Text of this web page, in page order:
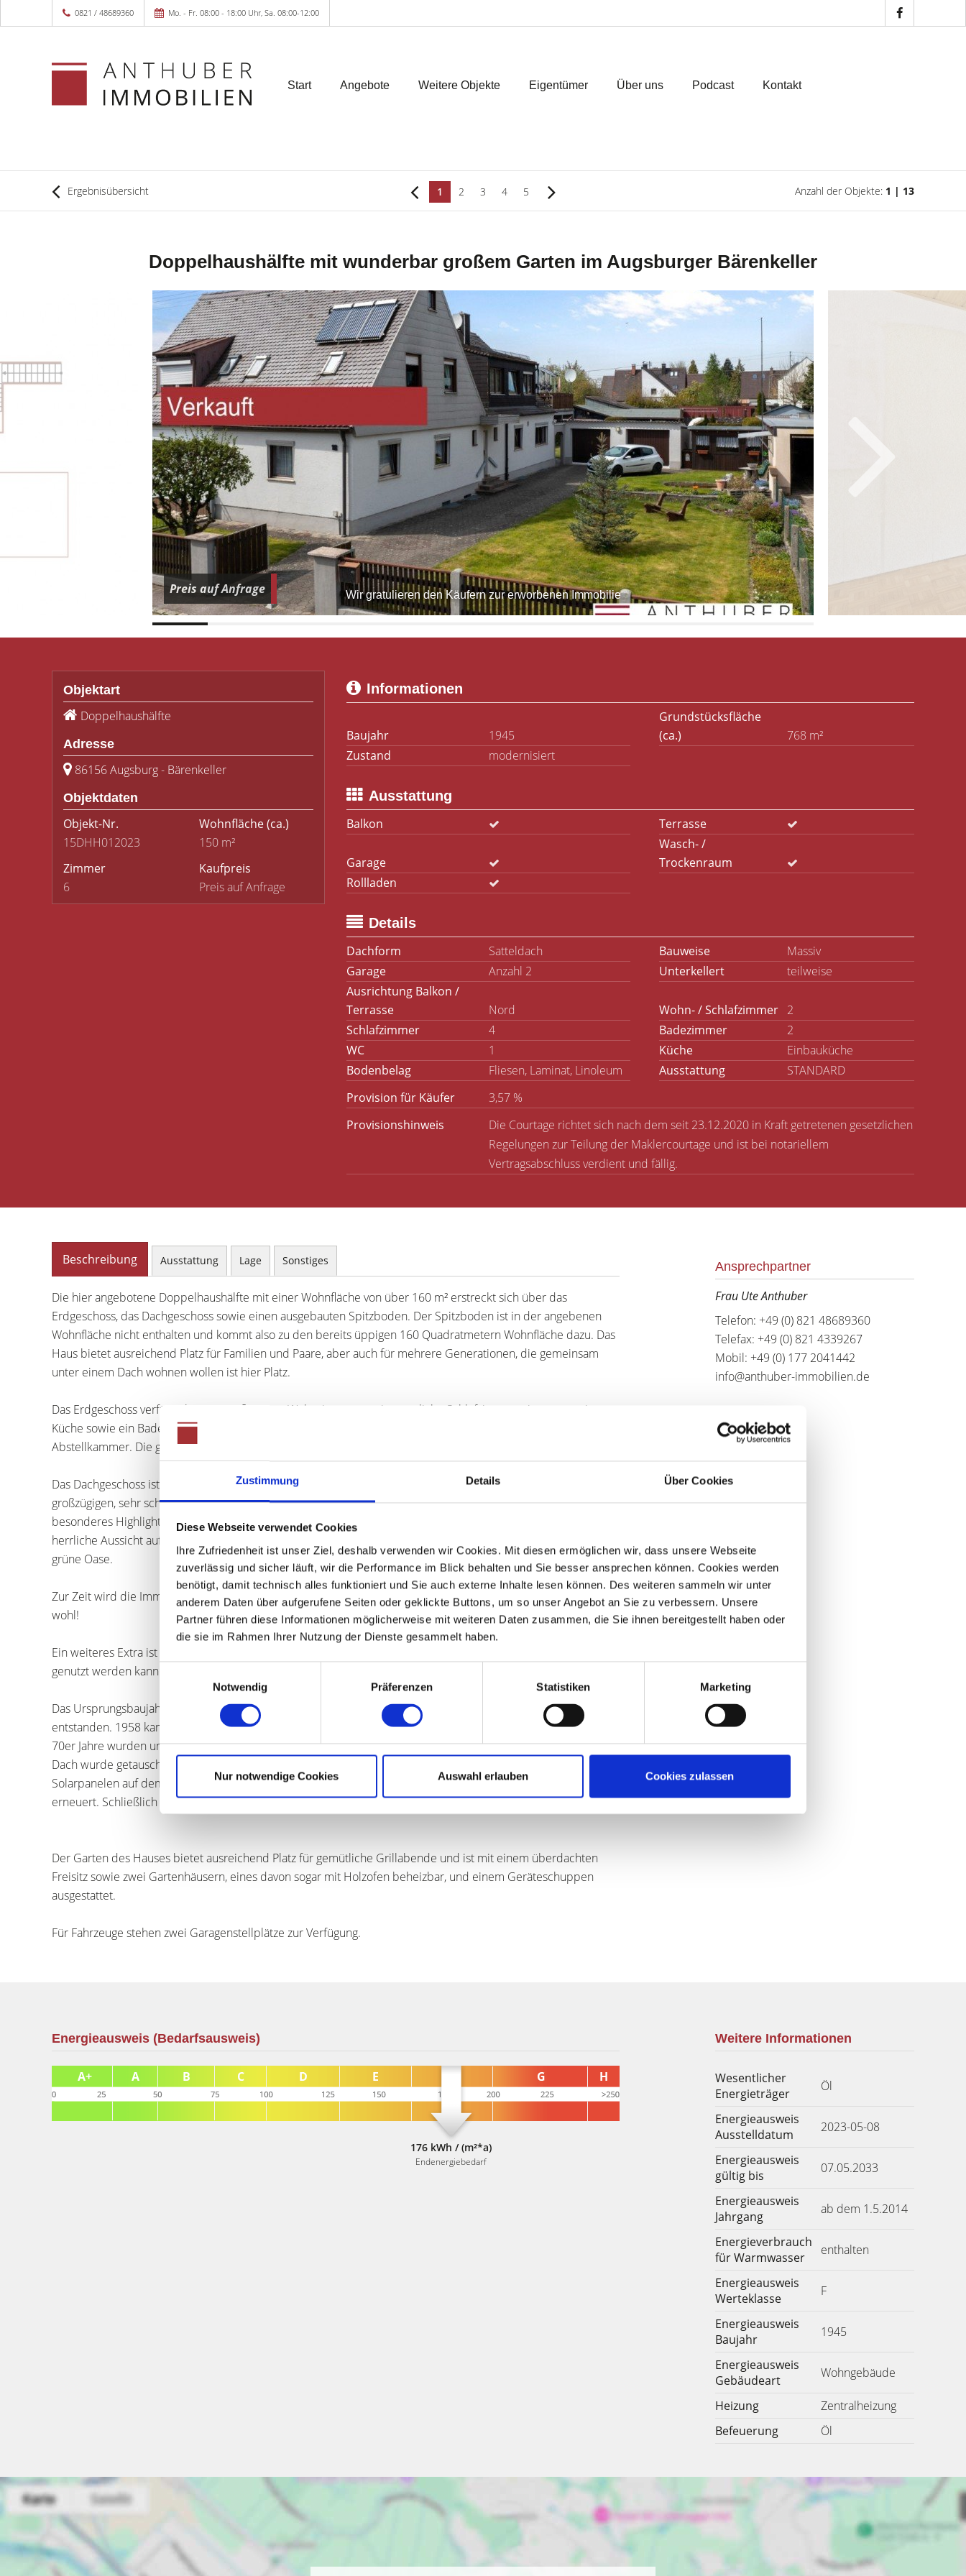
Zustimmung Details Über Cookies
Diese Webseite verwendet Cookies
Ihre Zufriedenheit ist unser Ziel, deshalb verwenden wir Cookies. Mit diesen ermöglichen wir, dass unsere Webseite
zuverlässig und sicher läuft, wir die Performance im Blick behalten und Sie besser ansprechen können. Cookies werden
benötigt, damit technisch alles funktioniert und Sie auch externe Inhalte lesen können. Des weiteren sammeln wir unter
anderem Daten über aufgerufene Seiten oder geklickte Buttons, um so unser Angebot an Sie zu verbessern. Unsere
Partner führen diese Informationen möglicherweise mit weiteren Daten zusammen, die Sie ihnen bereitgestellt haben oder
die sie im Rahmen Ihrer Nutzung der Dienste gesammelt haben.
Notwendig
Präferenzen Statistiken Marketing
Nur notwendige Cookies Auswahl erlauben Cookies zulassen
0821 / 48689360 Mo. - Fr. 08:00 - 18:00 Uhr, Sa. 08:00-12:00
Start Angebote Weitere Objekte Eigentümer Über uns Podcast Kontakt
Ergebnisübersicht 1 2 3 4 5 Anzahl der Objekte: 1 | 13
Doppelhaushälfte mit wunderbar großem Garten im Augsburger Bärenkeller
Wir gratulieren den Käufern zur erworbenen Immobilie
Preis auf Anfrage
Objektart
Doppelhaushälfte
Adresse
86156 Augsburg - Bärenkeller
Objektdaten
Objekt-Nr.
15DHH012023
Wohnfläche(ca.)
150 m²
Zimmer
6
Kaufpreis
Preis auf Anfrage
Informationen
Baujahr 1945
Grundstücksfläche
(ca.)
768 m²
Zustand
modernisiert
Ausstattung
Balkon
Terrasse
Garage
Wasch- /
Trockenraum
Rollladen
Details
Dachform
Satteldach Bauweise
Massiv
Garage
Anzahl 2 Unterkellert
teilweise
Ausrichtung Balkon /
Terrasse
Nord Wohn- / Schlafzimmer 2
Schlafzimmer
4 Badezimmer
2
WC
1 Küche
Einbauküche
Bodenbelag
Fliesen, Laminat, Linoleum Ausstattung
STANDARD
Provision für Käufer
3,57 %
Provisionshinweis
Die Courtage richtet sich nach dem seit 23.12.2020 in Kraft getretenen gesetzlichen
Regelungen zur Teilung der Maklercourtage und ist bei notariellem
Vertragsabschluss verdient und fällig.
Beschreibung Ausstattung Lage Sonstiges
Die hier angebotene Doppelhaushälfte mit einer Wohnfläche von über 160 m² erstreckt sich über das
Erdgeschoss, das Dachgeschoss sowie einen ausgebauten Spitzboden. Der Spitzboden ist in der angebenen
Wohnfläche nicht enthalten und kommt also zu den bereits üppigen 160 Quadratmetern Wohnfläche dazu. Das
Haus bietet ausreichend Platz für Familien und Paare, aber auch für mehrere Generationen, die gemeinsam
unter einem Dach wohnen wollen ist hier Platz.
Das Erdgeschoss verfügt über ein großzügiges Wohnzimmer, zwei gemütliche Schlafzimmer, eine geräumige
Küche sowie ein Badezimmer und eine separate Toilette. Für genügend Stauraum sorgt die praktische
Abstellkammer. Die großen Fenster garantieren eine helle und freundliche Atmosphäre in allen Räumen.
Das Dachgeschoss ist über die Treppe im Flur zu erreichen und bietet mit zwei weiteren Zimmern und einem
großzügigen, sehr schönen Wohn/Essraum mit Küchenzeile ausreichend Platz für Gäste oder eine Familie. Ein
besonderes Highlight des Dachgeschosses ist der Zugang zum beheizten Wintergarten, von dem aus man eine
herrliche Aussicht auf den Garten genießen kann. Über eine Außentreppe gelangt man hierüber direkt in diese
grüne Oase.
Zur Zeit wird die Immobilie als Mehrgenerationenhaus genutzt, eine große Familie fühlt sich da aber ebenfalls
wohl!
Ein weiteres Extra ist der kleine ausgebaute Spitzboden, der als zusätzlicher Wohnraum oder als Stauraum
genutzt werden kann.
Das Ursprungsbaujahr ist unbekannt und wird auf ca. 1945 geschätzt. Damals ist eine kleine Doppelhaushälfte
entstanden. 1958 kam ein großer Anbau dazu und das Haus wurde um etliche Zimmer erweitert. Mitte der
70er Jahre wurden umfassende Modernisierungsarbeiten durchgeführt. Eine Dachgaube wurde gebaut, das
Dach wurde getauscht, eine neue Zentralheizung wurde eingebaut. In 2005 wurde die Heizung erneuert,
Solarpanelen auf dem Dach unterstützen die Warmwasserbereitung. Auch die Elektrik wurde zum Teil
erneuert. Schließlich wurde im Jahr 2001 der beheizte Wintergarten angebaut.
Der Garten des Hauses bietet ausreichend Platz für gemütliche Grillabende und ist mit einem überdachten
Freisitz sowie zwei Gartenhäusern, eines davon sogar mit Holzofen beheizbar, und einem Geräteschuppen
ausgestattet.
Für Fahrzeuge stehen zwei Garagenstellplätze zur Verfügung.
Ansprechpartner
Frau Ute Anthuber
Telefon: +49 (0) 821 48689360
Telefax: +49 (0) 821 4339267
Mobil: +49 (0) 177 2041442
info@anthuber-immobilien.de
Energieausweis (Bedarfsausweis)
176 kWh / (m²*a)
Endenergiebedarf
Weitere Informationen
Wesentlicher
Energieträger
Öl
Energieausweis
Ausstelldatum
2023-05-08
Energieausweis
gültig bis
07.05.2033
Energieausweis
Jahrgang
ab dem 1.5.2014
Energieverbrauch
für Warmwasser
enthalten
Energieausweis
Werteklasse
F
Energieausweis
Baujahr
1945
Energieausweis
Gebäudeart
Wohngebäude
Heizung
Zentralheizung
Befeuerung
Öl